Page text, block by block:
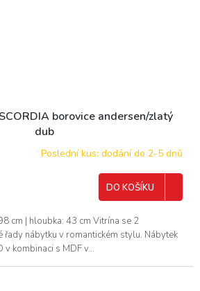
borovice andersen/zlatý
dub
Poslední kus: dodání do 2-5 dnů
DO KOŠÍKU
cm | hloubka: 43 cm Vitrína se 2
řady nábytku v romantickém stylu. Nábytek
v kombinaci s MDF v...